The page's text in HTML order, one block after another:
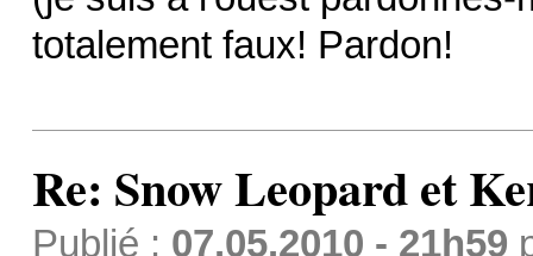
totalement faux! Pardon!
Re: Snow Leopard et
Publié : 07.05.2010 - 21h59